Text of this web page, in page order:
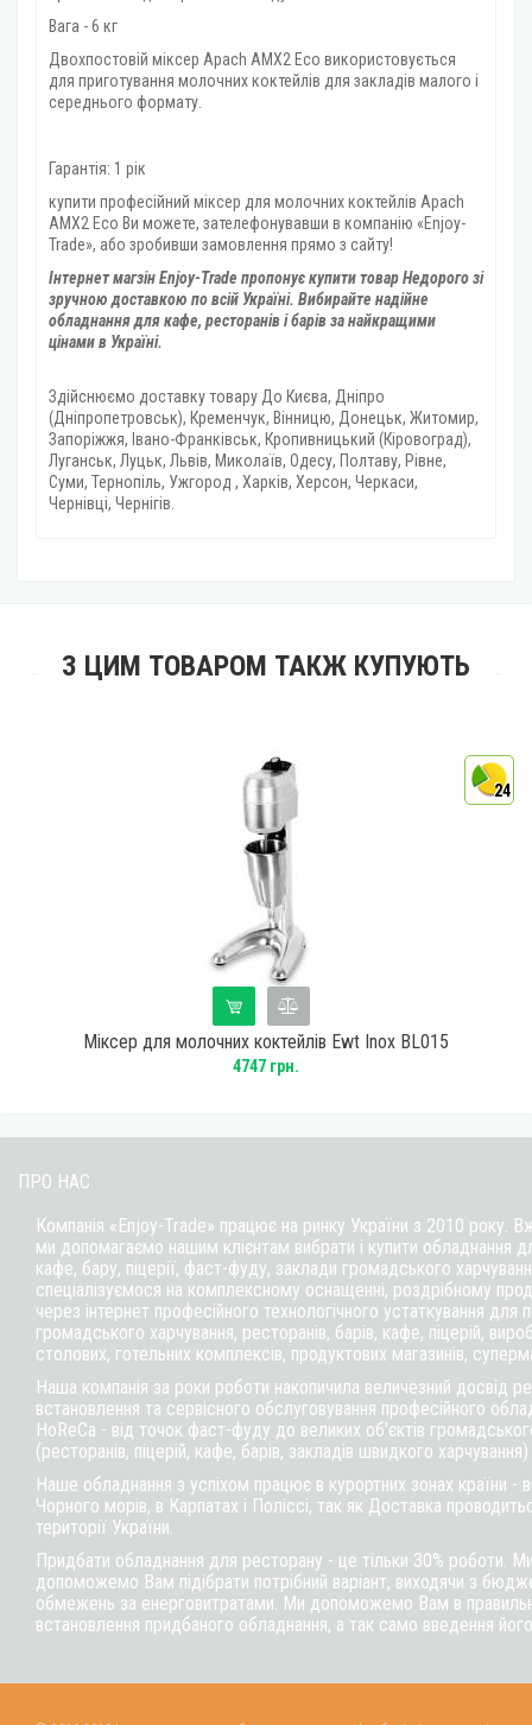
Вага - 6 кг
Двохпостовій міксер Apach AMX2 Eco використовується
для приготування молочних коктейлів для закладів малого і
середнього формату.
Гарантія: 1 рік
купити професійний міксер для молочних коктейлів Apach
AMX2 Eco Ви можете, зателефонувавши в компанію «Enjoy-
Trade», або зробивши замовлення прямо з сайту!
Інтернет магзін Enjoy-Trade пропонує купити товарНедорого зі
зручною доставкою по всій Україні. Вибирайте надійне
обладнання для кафе, ресторанів і барів за найкращими
цінами в Україні.
Здійснюємо доставку товару До Києва, Дніпро
(Дніпропетровськ), Кременчук, Вінницю, Донецьк, Житомир,
Запоріжжя, Івано-Франківськ, Кропивницький (Кіровоград),
Луганськ, Луцьк, Львів, Миколаїв, Одесу, Полтаву, Рівне,
Суми, Тернопіль, Ужгород , Харків, Херсон, Черкаси,
Чернівці, Чернігів.
З ЦИМ ТОВАРОМ ТАКЖ КУПУЮТЬ
24
Міксер для молочних коктейлів Ewt Inox BL015
4747 грн.
ПРО НАС
Компанія «Enjoy-Trade» працює на ринку України з 2010 року.
ми допомагаємо нашим клієнтам вибрати і купити обладнання
кафе, бару, піцерії, фаст-фуду, заклади громадського
спеціалізуємося на комплексному оснащенні, роздрібному
через інтернет професійного технологічного устаткування для
громадського харчування, ресторанів, барів, кафе, піцерій,
столових, готельних комплексів, продуктових магазинів,
Наша компанія за роки роботи накопичила величезний досвід
встановлення та сервісного обслуговування професійного
HoReCa - від точок фаст-фуду до великих об'єктів
(ресторанів, піцерій, кафе, барів, закладів швидкого харчування)
Наше обладнання з успіхом працює в курортних зонах країни -
Чорного морів, в Карпатах і Поліссі, так як Доставка
території України.
Придбати обладнання для ресторану - це тільки 30% роботи.
допоможемо Вам підібрати потрібний варіант, виходячи з
обмежень за енерговитратами. Ми допоможемо Вам в
встановлення придбаного обладнання, а так само введення